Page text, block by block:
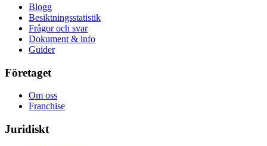
Blogg
Besiktningsstatistik
Frågor och svar
Dokument & info
Guider
Företaget
Om oss
Franchise
Juridiskt